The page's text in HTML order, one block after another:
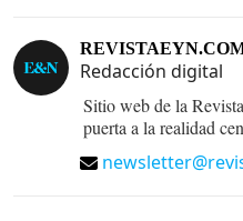
Redacción digital
Sitio web de la
puerta a la realidad